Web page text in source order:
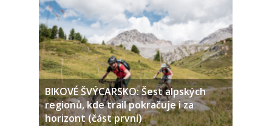
BIKOVÉ ŠVÝCARSKO: Šest alpských
regionů, kde trail pokračuje i za
horizont (část první)